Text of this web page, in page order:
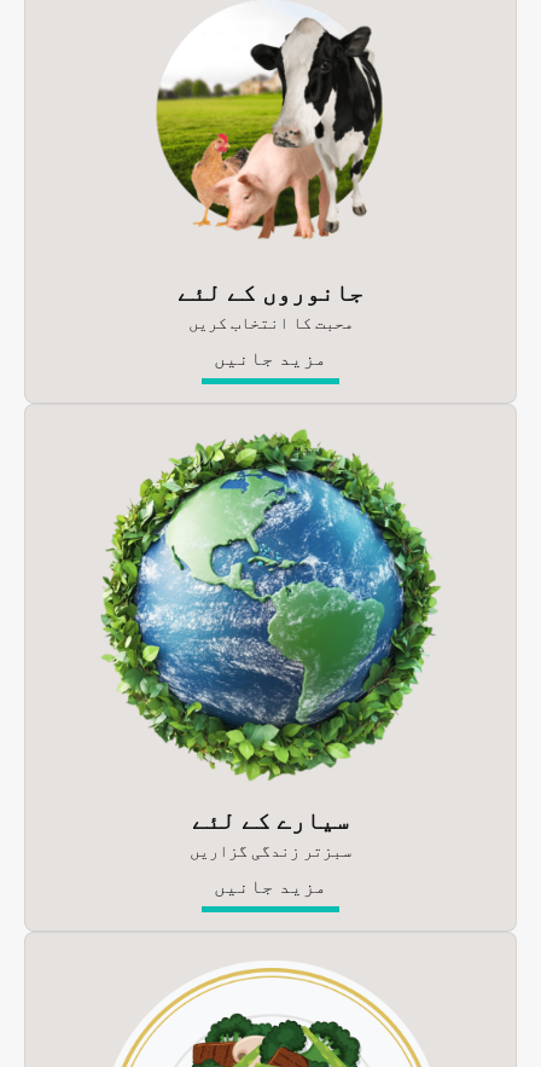
جانوروں کے لئے
محبت کا انتخاب کریں
مزید جانیں
سیارے کے لئے
سبزتر زندگی گزاریں
مزید جانیں